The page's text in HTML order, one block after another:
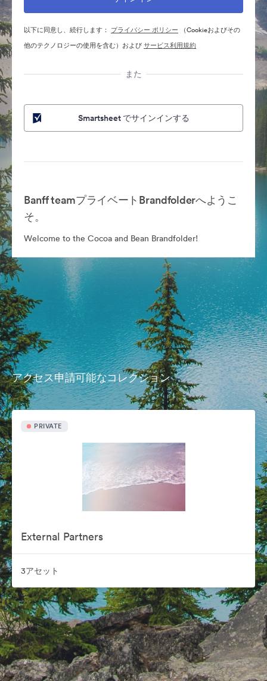
以下に同意し、続行します： プライバシー ポリシー （Cookieおよびその
他のテクノロジーの使用を含む）およびサービス利用規約
また
Smartsheet でサインインする
Banff teamプライベートBrandfolderへようこ
そ。
Welcome to the Cocoa and Bean Brandfolder!
アクセス申請可能なコレクション
PRIVATE
External Partners
3アセット